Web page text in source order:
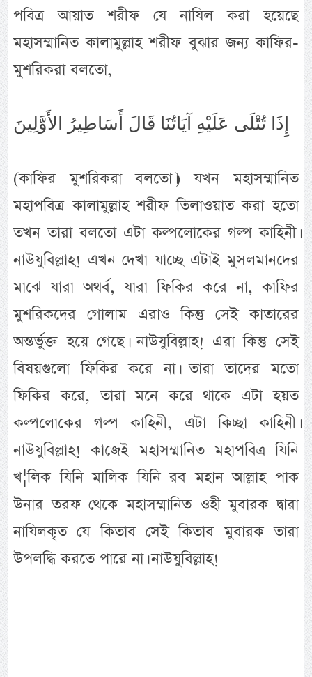
পবিত্র আয়াত শরীফ যে নাযিল করা হয়েছে
মহাসম্মানিত কালামুল্লাহ শরীফ বুঝার জন্য কাফির-
মুশরিকরা বলতো,
إِذَا تُتْلَى عَلَيْهِ آيَاتُنَا قَالَ أَسَاطِيرُ الأَوَّلِينَ
(কাফির মুশরিকরা বলতো।) যখন মহাসম্মানিত
মহাপবিত্র কালামুল্লাহ শরীফ তিলাওয়াত করা হতো
তখন তারা বলতো এটা কল্পলোকের গল্প কাহিনী।
নাউযুবিল্লাহ! এখন দেখা যাচ্ছে এটাই মুসলমানদের
মাঝে যারা অথর্ব, যারা ফিকির করে না, কাফির
মুশরিকদের গোলাম এরাও কিন্তু সেই কাতারের
অন্তর্ভুক্ত হয়ে গেছে। নাউযুবিল্লাহ! এরা কিন্তু সেই
বিষয়গুলো ফিকির করে না। তারা তাদের মতো
ফিকির করে, তারা মনে করে থাকে এটা হয়ত
কল্পলোকের গল্প কাহিনী, এটা কিচ্ছা কাহিনী।
নাউযুবিল্লাহ! কাজেই মহাসম্মানিত মহাপবিত্র যিনি
খ¦লিক যিনি মালিক যিনি রব মহান আল্লাহ পাক
উনার তরফ থেকে মহাসম্মানিত ওহী মুবারক দ্বারা
নাযিলকৃত যে কিতাব সেই কিতাব মুবারক তারা
উপলদ্ধি করতে পারে না। নাউযুবিল্লাহ!